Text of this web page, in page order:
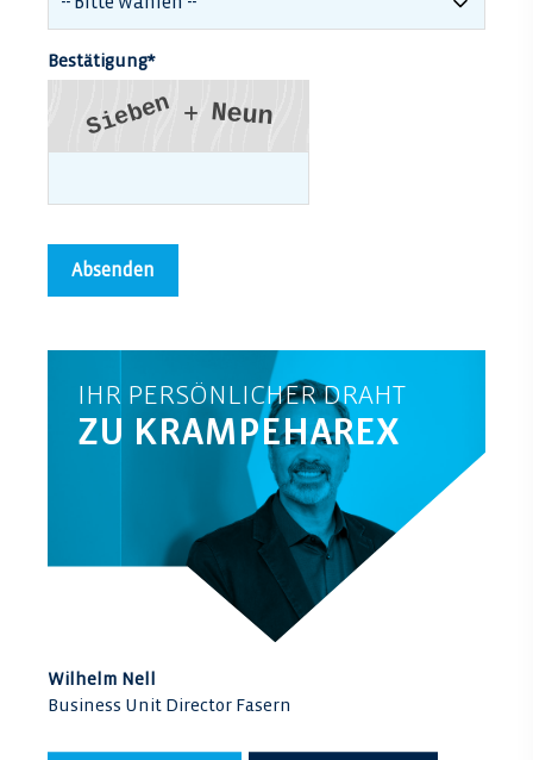
Bestätigung*
Sieben Neun
IHR PERSÖNLICHER DRAHT
ZU KRAMPEHAREX
Wilhelm Nell
Business Unit Director Fasern